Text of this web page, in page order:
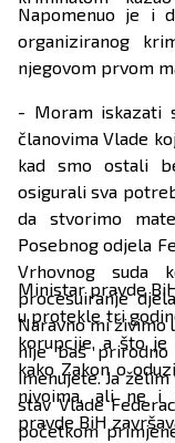
Napomenuo je i
organiziranog
njegovom prvom
- Moram iskazati
članovima Vlade
kad smo ostali
osigurali sva
da stvorimo
Posebnog odjela
Vrhovnog suda
procesuiranje
Naravno mi živimo
nije baš
imenujete. Ja
stav Vlade
početkom
Ministar pravde
u protekle tri
korupcije, a što je
kako Zakon o
nivoima, ali ne i
pravde BiH